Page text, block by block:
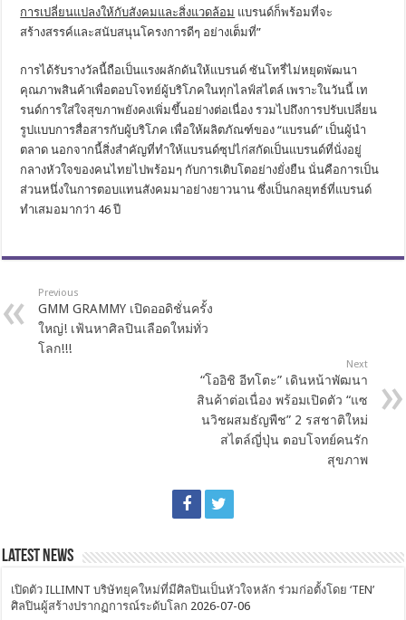
การเปลี่ยนแปลงให้กับสังคมและสิ่งแวดล้อม แบรนด์ก็พร้อมที่จะ
สร้างสรรค์และสนับสนุนโครงการดีๆ อย่างเต็มที่”
การได้รับรางวัลนี้ถือเป็นแรงผลักดันให้แบรนด์ ซันโทรี่ไม่หยุดพัฒนา
คุณภาพสินค้าเพื่อตอบโจทย์ผู้บริโภคในทุกไลฟ์สไตล์ เพราะในวันนี้ เท
รนด์การใส่ใจสุขภาพยังคงเพิ่มขึ้นอย่างต่อเนื่อง รวมไปถึงการปรับเปลี่ยน
รูปแบบการสื่อสารกับผู้บริโภค เพื่อให้ผลิตภัณฑ์ของ “แบรนด์” เป็นผู้นำ
ตลาด นอกจากนี้สิ่งสำคัญที่ทำให้แบรนด์ซุปไก่สกัดเป็นแบรนด์ที่นั่งอยู่
กลางหัวใจของคนไทยไปพร้อมๆ กับการเติบโตอย่างยั่งยืน นั่นคือการเป็น
ส่วนหนึ่งในการตอบแทนสังคมมาอย่างยาวนาน ซึ่งเป็นกลยุทธ์ที่แบรนด์
ทำเสมอมากว่า 46 ปี
Previous
GMM GRAMMY เปิดออดิชั่นครั้ง
ใหญ่! เฟ้นหาศิลปินเลือดใหม่ทั่ว
โลก!!!
Next
“โออิชิ อีทโตะ” เดินหน้าพัฒนา
สินค้าต่อเนื่อง พร้อมเปิดตัว “แซ
นวิชผสมธัญพืช” 2 รสชาติใหม่
สไตล์ญี่ปุ่น ตอบโจทย์คนรัก
สุขภาพ
Latest News
เปิดตัว ILLIMNT บริษัทยุคใหม่ที่มีศิลปินเป็นหัวใจหลัก ร่วมก่อตั้งโดย ‘TEN’
ศิลปินผู้สร้างปรากฏการณ์ระดับโลก 2026-07-06